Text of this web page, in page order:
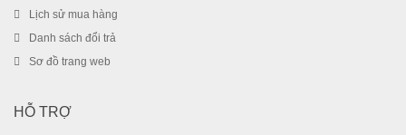
Lịch sử mua hàng
Danh sách đổi trả
Sơ đồ trang web
HỖ TRỢ